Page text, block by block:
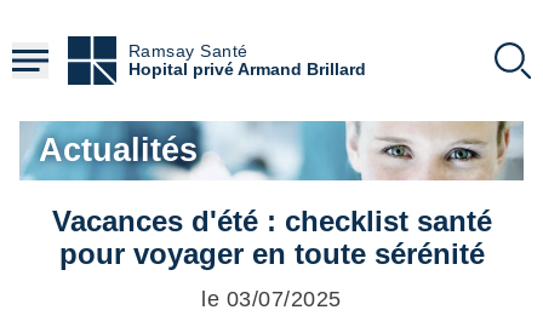
contenu
principal
Ramsay Santé
Hopital privé Armand Brillard
Actualités
Vacances d'été : checklist santé
pour voyager en toute sérénité
le 03/07/2025